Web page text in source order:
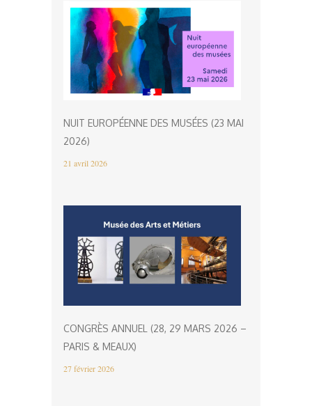
NUIT EUROPÉENNE DES MUSÉES (23 MAI
2026)
21 avril 2026
CONGRÈS ANNUEL (28, 29 MARS 2026 –
PARIS & MEAUX)
27 février 2026